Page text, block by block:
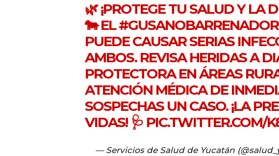
🌿 ¡PROTEGE TU SALUD Y LA
🐄 EL#GUSANOBARRENADOR
PUEDE CAUSAR SERIAS
AMBOS. REVISA HERIDAS A
PROTECTORA EN ÁREAS
ATENCIÓN MÉDICA DE
SOSPECHAS UN CASO. ¡LA
VIDAS! 🩺 PIC.TWITTER.COM/
— Servicios de Salud de Yucatán